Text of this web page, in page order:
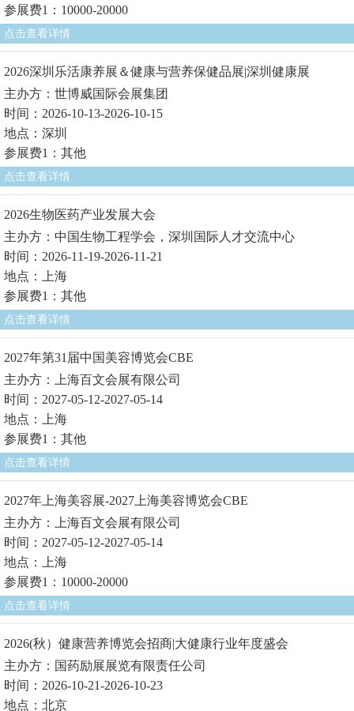
参展费1：10000-20000
点击查看详情
2026深圳乐活康养展＆健康与营养保健品展|深圳健康展
主办方：世博威国际会展集团
时间：2026-10-13-2026-10-15
地点：深圳
参展费1：其他
点击查看详情
2026生物医药产业发展大会
主办方：中国生物工程学会，深圳国际人才交流中心
时间：2026-11-19-2026-11-21
地点：上海
参展费1：其他
点击查看详情
2027年第31届中国美容博览会CBE
主办方：上海百文会展有限公司
时间：2027-05-12-2027-05-14
地点：上海
参展费1：其他
点击查看详情
2027年上海美容展-2027上海美容博览会CBE
主办方：上海百文会展有限公司
时间：2027-05-12-2027-05-14
地点：上海
参展费1：10000-20000
点击查看详情
2026(秋）健康营养博览会招商|大健康行业年度盛会
主办方：国药励展展览有限责任公司
时间：2026-10-21-2026-10-23
地点：北京